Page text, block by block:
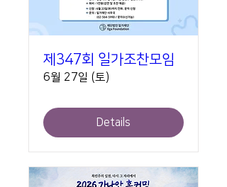
제347회 일가조찬모임
6월 27일 (토)
Details